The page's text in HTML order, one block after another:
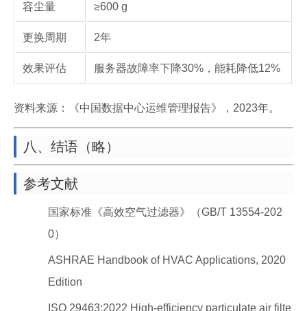
容尘量 ≥600 g
更换周期 2年
效果评估 服务器故障率下降30%，能耗降低12%
资料来源：《中国数据中心运维管理报告》，2023年。
八、结语（略）
参考文献
国家标准《高效空气过滤器》（GB/T 13554-202
0）
ASHRAE Handbook of HVAC Applications, 2020
Edition
ISO 29463:2022 High-efficiency particulate air filte